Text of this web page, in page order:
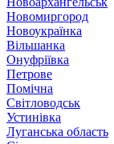
Новомиргород
Новоукраїнка
Вільшанка
Онуфріївка
Петрове
Помічна
Світловодськ
Устинівка
Луганська область